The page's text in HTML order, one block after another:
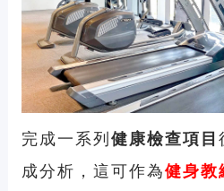
完成一系列健康檢查項目
成分析，這可作為健身教